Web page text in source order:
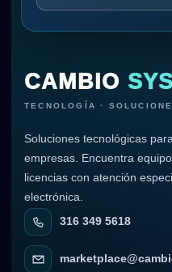
CAMBIO
TECNOLOGÍA ·
Soluciones tecnológicas
empresas. Encuentra
licencias con atención
electrónica.
316 349 5618